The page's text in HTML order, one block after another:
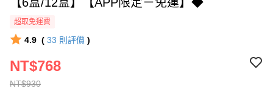
超取免運費
4.9 ( 33 則評價 )
NT$930
NT$768